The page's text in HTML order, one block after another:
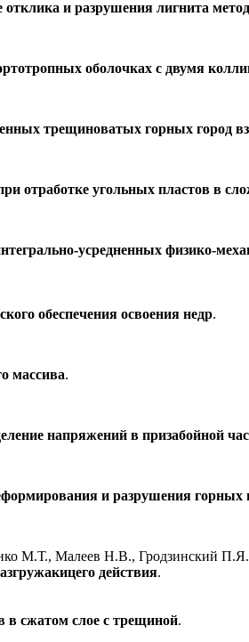
отклика и разрушения лигнита
оболочках с двумя
трещиноватых горных город
отработке угольных пластов в
усредненных физико-
обеспечения освоения недр.
массива.
напряжений в призабойной
и разрушения горных
М.Т., Малеев Н.В., Гродзинский П.Я.
действия.
в сжатом слое с трещиной.